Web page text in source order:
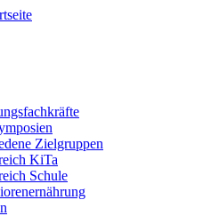
Zielgruppen
KiTa
Schule